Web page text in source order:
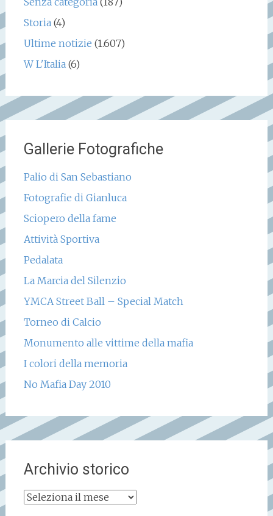
Storia(4)
Ultime notizie (1.607)
W L'Italia(6)
Gallerie Fotografiche
Palio di San Sebastiano
Fotografie di Gianluca
Sciopero della fame
Attività Sportiva
Pedalata
La Marcia del Silenzio
YMCA Street Ball – Special Match
Torneo di Calcio
Monumento alle vittime della mafia
I colori della memoria
No Mafia Day 2010
Archivio storico
Archivio